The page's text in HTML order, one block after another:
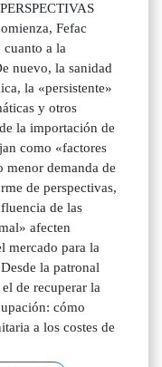
Fefac
cuanto a la
nuevo, la sanidad
la «persistente»
y otros
la importación de
como «factores
menor demanda de
de perspectivas,
de las
afecten
mercado para la
la patronal
de recuperar la
cómo
a los costes de